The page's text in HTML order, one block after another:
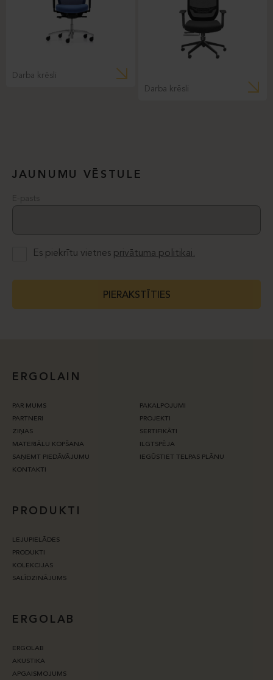
Darba krēsli
Darba krēsli
JAUNUMU VĒSTULE
E-pasts
Es piekrītu vietnes privātuma politikai.
PIERAKSTĪTIES
ERGOLAIN
PAR MUMS
PAKALPOJUMI
PARTNERI
PROJEKTI
ZIŅAS
SERTIFIKĀTI
MATERIĀLU KOPŠANA
ILGTSPĒJA
SAŅEMT PIEDĀVĀJUMU
IEGŪSTIET TELPAS PLĀNU
KONTAKTI
PRODUKTI
LEJUPIELĀDES
PRODUKTI
KOLEKCIJAS
SALĪDZINĀJUMS
ERGOLAB
ERGOLAB
AKUSTIKA
APGAISMOJUMS